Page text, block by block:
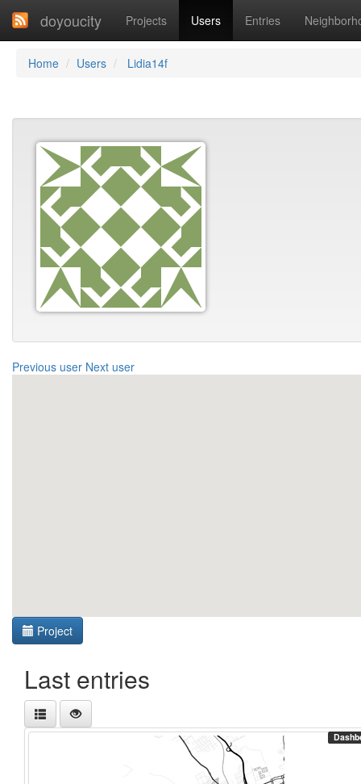
doyoucity Projects Users Entries
Home Users Lidia14f
Previous user Next user
Project
Last entries